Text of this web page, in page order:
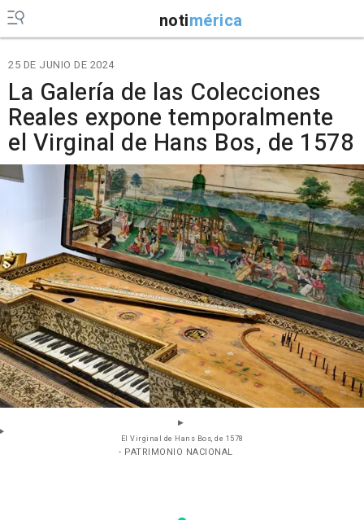
notimérica
25 DE JUNIO DE 2024
La Galería de las Colecciones
Reales expone temporalmente
el Virginal de Hans Bos, de 1578
El Virginal de Hans Bos, de 1578
- PATRIMONIO NACIONAL